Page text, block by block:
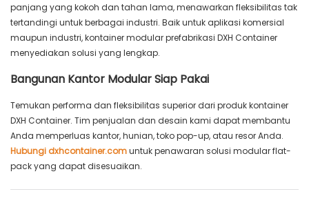
panjang yang kokoh dan tahan lama, menawarkan fleksibilitas tak
tertandingi untuk berbagai industri. Baik untuk aplikasi komersial
maupun industri, kontainer modular prefabrikasi DXH Container
menyediakan solusi yang lengkap.
Bangunan Kantor Modular Siap Pakai
Temukan performa dan fleksibilitas superior dari produk kontainer
DXH Container. Tim penjualan dan desain kami dapat membantu
Anda memperluas kantor, hunian, toko pop-up, atau resor Anda.
Hubungi dxhcontainer.comuntuk penawaran solusi modular flat-
pack yang dapat disesuaikan.